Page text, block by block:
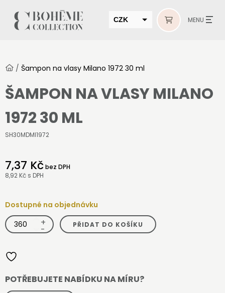
CZK MENU
/ Šampon na vlasy Milano 1972 30 ml
ŠAMPON NA VLASY MILANO
1972 30 ML
SH30MDMI1972
7,37 Kčbez DPH
8,92 Kč s DPH
Dostupné na objednávku
Šampon
na
vlasy
30
ml
množství
+
- PŘIDAT DO KOŠÍKU
POTŘEBUJETE NABÍDKU NA MÍRU?